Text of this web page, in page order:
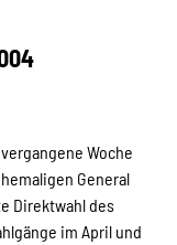
Woche
General
Direktwahl des
im April und